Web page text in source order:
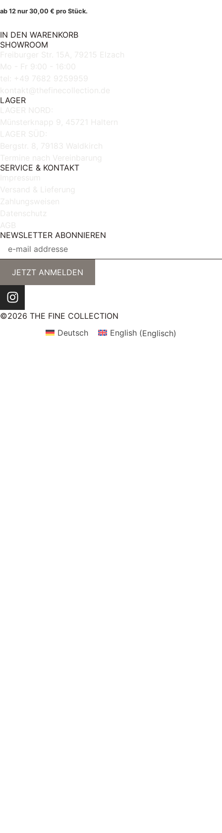
ab 12 nur 30,00 € pro Stück.
IN DEN WARENKORB
SHOWROOM
Freiburger Str. 15A, 79215 Elzach
Mo - Fr 9:00 - 16:00
tel: +49 7682 9259959
kontakt@thefinecollection.de
LAGER
LAGER NORD:
Münsterknapp 9, 45721 Haltern
LAGER SÜD:
Bergstr. 8, 79183 Waldkirch
Termine nach Vereinbarung
SERVICE & KONTAKT
Impressum
Versand & Lieferung
Zahlungsweisen
Datenschutz
AGB
NEWSLETTER ABONNIEREN
JETZT ANMELDEN
©2026 THE FINE COLLECTION
Deutsch
English (Englisch)